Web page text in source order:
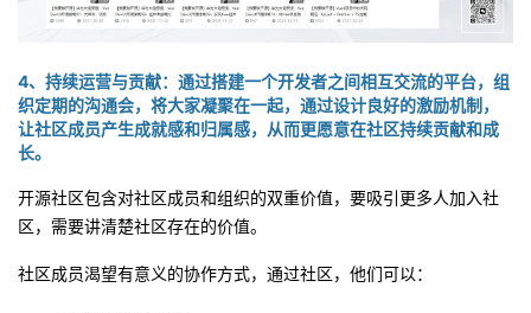
4、持续运营与贡献： 通过搭建一个开发者之间相互交流的平台，组
织定期的沟通会，将大家凝聚在一起，通过设计良好的激励机制，
让社区成员产生成就感和归属感，从而更愿意在社区持续贡献和成
长。
开源社区包含对社区成员和组织的双重价值，要吸引更多人加入社
区，需要讲清楚社区存在的价值。
社区成员渴望有意义的协作方式，通过社区，他们可以：